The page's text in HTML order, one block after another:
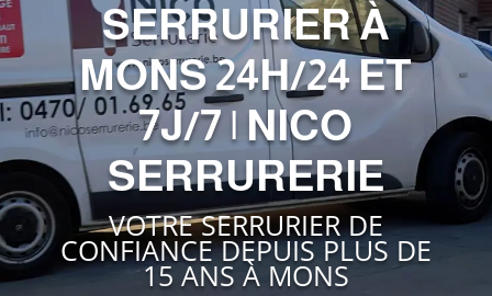
SERRURIER À
MONS 24H/24 ET
7J/7 | NICO
SERRURERIE
VOTRE SERRURIER DE
CONFIANCE DEPUIS PLUS DE
15 ANS À MONS